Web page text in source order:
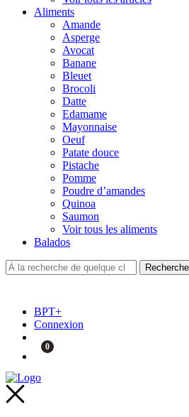
Aliments
Amande
Asperge
Avocat
Banane
Bleuet
Brocoli
Datte
Edamame
Mayonnaise
Oeuf
Patate douce
Pistache
Pomme
Poudre d’amandes
Quinoa
Saumon
Voir tous les aliments
Balados
BPT+
Connexion
0